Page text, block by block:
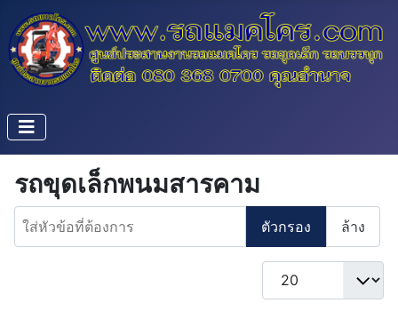
รถขุดเล็กพนมสารคาม
ใส่หัวข้อที่ต้องการ
ตัวกรอง ล้าง
แสดง #